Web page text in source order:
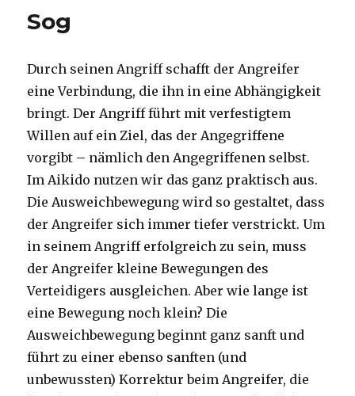
Sog
Durch seinen Angriff schafft der Angreifer
eine Verbindung, die ihn in eine Abhängigkeit
bringt. Der Angriff führt mit verfestigtem
Willen auf ein Ziel, das der Angegriffene
vorgibt – nämlich den Angegriffenen selbst.
Im Aikido nutzen wir das ganz praktisch aus.
Die Ausweichbewegung wird so gestaltet, dass
der Angreifer sich immer tiefer verstrickt. Um
in seinem Angriff erfolgreich zu sein, muss
der Angreifer kleine Bewegungen des
Verteidigers ausgleichen. Aber wie lange ist
eine Bewegung noch klein? Die
Ausweichbewegung beginnt ganz sanft und
führt zu einer ebenso sanften (und
unbewussten) Korrektur beim Angreifer, die